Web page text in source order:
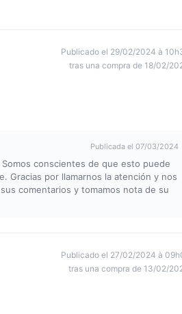
Publicado el 29/02/2024 à
tras una compra de 18/02/
Publicada el 07/03/2024
conscientes de que esto puede
Gracias por llamarnos la atención y nos
comentarios y tomamos nota de su
Publicado el 27/02/2024 à
tras una compra de 13/02/